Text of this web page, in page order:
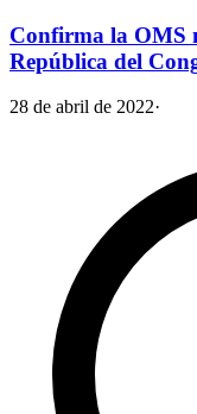
Confirma la OMS
República del
28 de abril de 2022·